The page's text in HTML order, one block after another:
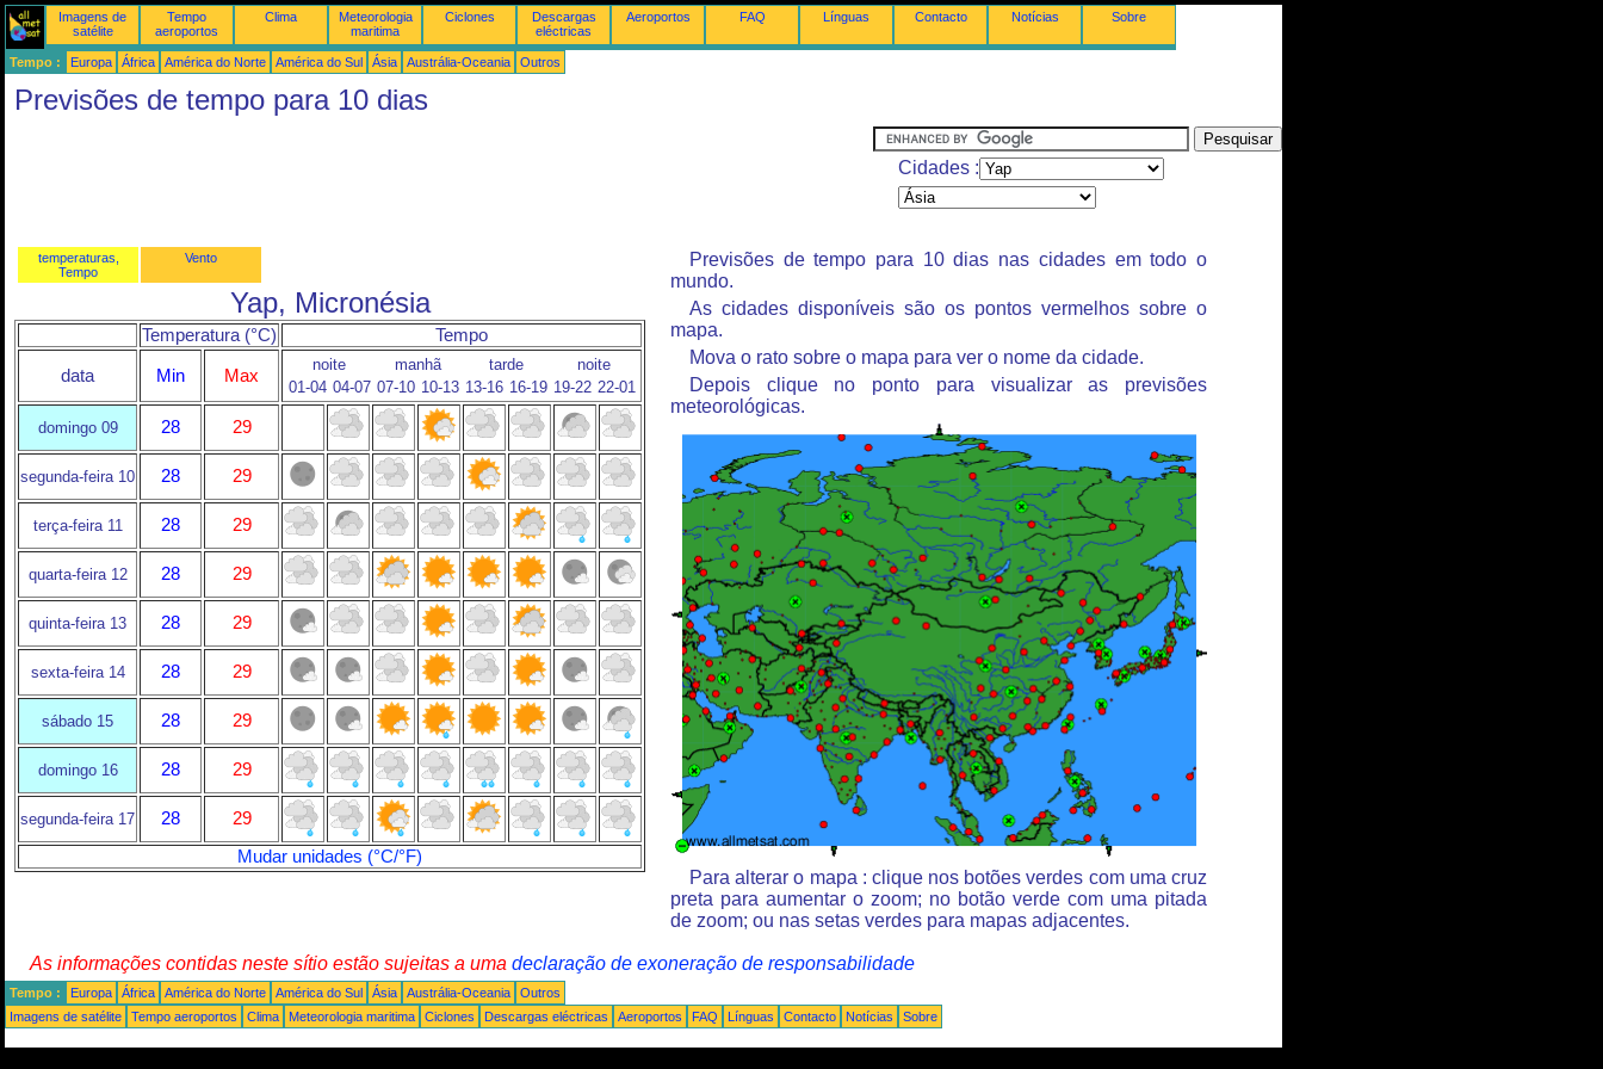
Imagens de
satélite
Tempo
aeroportos
Clima
Meteorologia
maritima
Ciclones
Descargas
eléctricas
Aeroportos FAQ Línguas Contacto Notícias Sobre
Tempo : Europa África América do Norte América do Sul Ásia Austrália-Oceania Outros
Previsões de tempo para 10 dias
Cidades :
temperaturas,
Tempo
Vento
Yap, Micronésia
Temperatura (°C) Tempo
data Min Max
noite manhã tarde
noite
01-04 04-07 07-10 10-13 13-16 16-19 19-22 22-01
domingo 09 28 29
segunda-feira 10 28 29
terça-feira 11 28 29
quarta-feira 12 28 29
quinta-feira 13 28 29
sexta-feira 14 28 29
sábado 15 28 29
domingo 16 28 29
segunda-feira 17 28
29
Mudar unidades (°C/°F)
Previsões de tempo para 10 dias nas cidades em todo o
mundo.
As cidades disponíveis são os pontos vermelhos sobre o
mapa.
Mova o rato sobre o mapa para ver o nome da cidade.
Depois clique no ponto para visualizar as previsões
meteorológicas.
Para alterar o mapa : clique nos botões verdes com uma cruz
preta para aumentar o zoom; no botão verde com uma pitada
de zoom; ou nas setas verdes para mapas adjacentes.
As informações contidas neste sítio estão sujeitas a uma declaração de exoneração de responsabilidade
Tempo : Europa África América do Norte América do Sul Ásia Austrália-Oceania
Outros
Imagens de satélite
Tempo aeroportos Clima Meteorologia maritima Ciclones Descargas eléctricas Aeroportos FAQ Línguas Contacto Notícias Sobre